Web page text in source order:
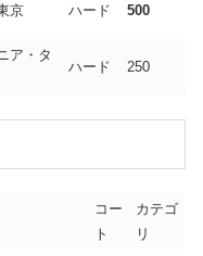
京 ハード 500
ア・タ
ハード 250
コー
ト
カテゴ
リ